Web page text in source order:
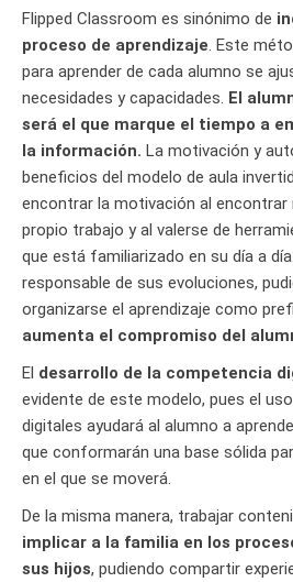
Flipped Classroom es sinónimo de
proceso de aprendizaje. Este
para aprender de cada alumno se
necesidades y capacidades. El
será el que marque el tiempo a
la información. La motivación y
beneficios del modelo de aula
encontrar la motivación al encontrar
propio trabajo y al valerse de
que está familiarizado en su día a
responsable de sus evoluciones,
organizarse el aprendizaje como
aumenta el compromiso del
El desarrollo de la competencia
evidente de este modelo, pues el
digitales ayudará al alumno a
que conformarán una base sólida
en el que se moverá.
De la misma manera, trabajar
implicar a la familia en los
sus hijos, pudiendo compartir